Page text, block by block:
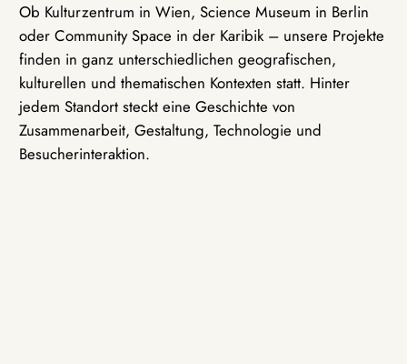
Ob Kulturzentrum in Wien, Science Museum in Berlin
oder Community Space in der Karibik – unsere Projekte
finden in ganz unterschiedlichen geografischen,
kulturellen und thematischen Kontexten statt. Hinter
jedem Standort steckt eine Geschichte von
Zusammenarbeit, Gestaltung, Technologie und
Besucherinteraktion.